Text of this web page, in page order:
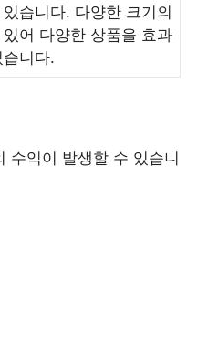
습니다. 다양한 크기의
어 다양한 상품을 효과
니다.
수익이 발생할 수 있습니